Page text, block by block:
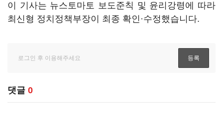
이 기사는 뉴스토마토 보도준칙 및 윤리강령에 따라
최신형 정치정책부장이 최종 확인·수정했습니다.
댓글 0